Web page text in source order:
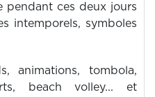
pendant ces deux jours
intemporels, symboles
animations, tombola,
beach volley... et